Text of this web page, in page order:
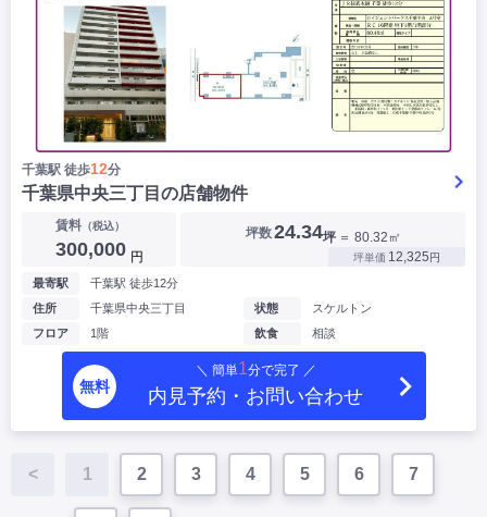
千葉駅 徒歩12分
千葉県中央三丁目の店舗物件
賃料（税込）
300,000 円
坪数24.34坪 ＝ 80.32㎡
坪単価 12,325円
最寄駅
千葉駅 徒歩12分
住所
千葉県中央三丁目
フロア
1階
状態
スケルトン
飲食
相談
無料
＼ 簡単1分で完了 ／
内見予約・お問い合わせ
< 1 2 3 4 5 6 7